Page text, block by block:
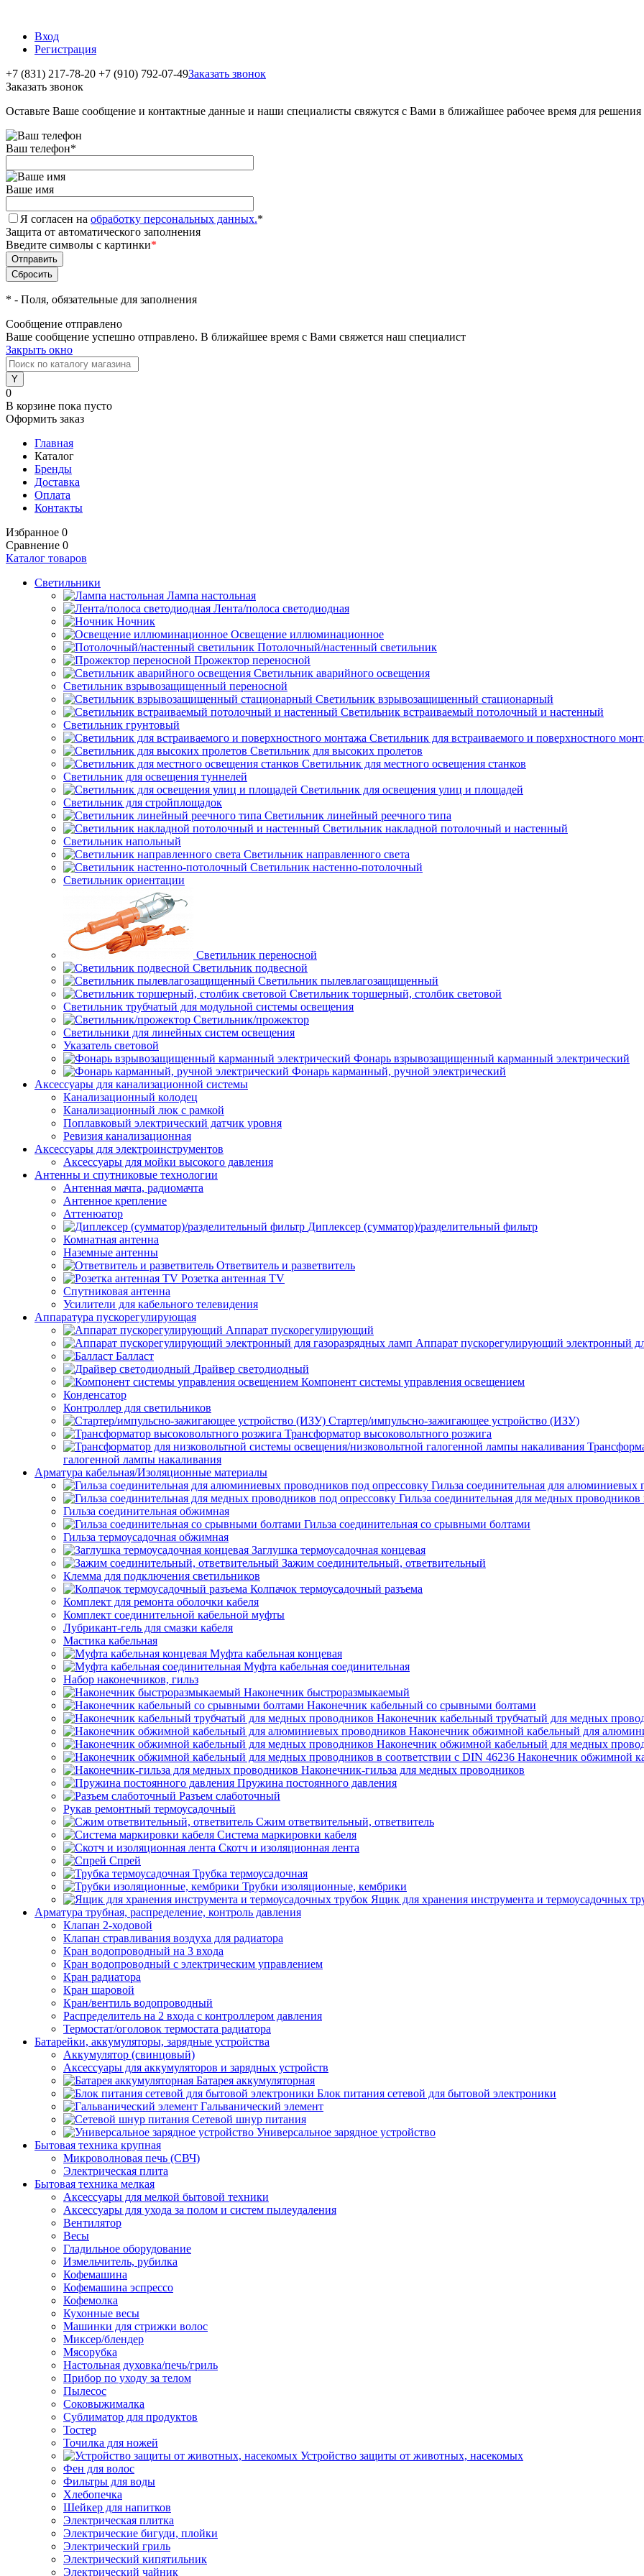
Вход
Регистрация
+7 (831) 217-78-20 +7 (910) 792-07-49Заказать звонок
Заказать звонок
Оставьте Ваше сообщение и контактные данные и наши специалисты свяжутся с Вами в ближайшее рабочее время для
Ваш телефон*
Ваше имя
Я согласен на обработку персональных данных.*
Защита от автоматического заполнения
Введите символы с картинки*
* - Поля, обязательные для заполнения
Сообщение отправлено
Ваше сообщение успешно отправлено. В ближайшее время с Вами свяжется наш специалист
Закрыть окно
0
В корзине пока пусто
Оформить заказ
Главная
Каталог
Бренды
Доставка
Оплата
Контакты
Избранное 0
Сравнение 0
Каталог товаров
Светильники
Лампа настольная
Лента/полоса светодиодная
Ночник
Освещение иллюминационное
Потолочный/настенный светильник
Прожектор переносной
Светильник аварийного освещения
Светильник взрывозащищенный переносной
Светильник взрывозащищенный стационарный
Светильник встраиваемый потолочный и настенный
Светильник грунтовый
Светильник для встраиваемого и поверхностного
Светильник для высоких пролетов
Светильник для местного освещения станков
Светильник для освещения туннелей
Светильник для освещения улиц и площадей
Светильник для стройплощадок
Светильник линейный реечного типа
Светильник накладной потолочный и настенный
Светильник напольный
Светильник направленного света
Светильник настенно-потолочный
Светильник ориентации
Светильник переносной
Светильник подвесной
Светильник пылевлагозащищенный
Светильник торшерный, столбик световой
Светильник трубчатый для модульной системы освещения
Светильник/прожектор
Светильники для линейных систем освещения
Указатель световой
Фонарь взрывозащищенный карманный электрический
Фонарь карманный, ручной электрический
Аксессуары для канализационной системы
Канализационный колодец
Канализационный люк с рамкой
Поплавковый электрический датчик уровня
Ревизия канализационная
Аксессуары для электроинструментов
Аксессуары для мойки высокого давления
Антенны и спутниковые технологии
Антенная мачта, радиомачта
Антенное крепление
Аттенюатор
Диплексер (сумматор)/разделительный фильтр
Комнатная антенна
Наземные антенны
Ответвитель и разветвитель
Розетка антенная TV
Спутниковая антенна
Усилители для кабельного телевидения
Аппаратура пускорегулирующая
Аппарат пускорегулирующий
Аппарат пускорегулирующий электронный
Балласт
Драйвер светодиодный
Компонент системы управления освещением
Конденсатор
Контроллер для светильников
Стартер/импульсно-зажигающее устройство (ИЗУ)
Трансформатор высоковольтного розжига
галогенной лампы накаливания
Арматура кабельная/Изоляционные материалы
Гильза соединительная для алюминиевых
Гильза соединительная для медных проводников
Гильза соединительная обжимная
Гильза соединительная со срывными болтами
Гильза термоусадочная обжимная
Заглушка термоусадочная концевая
Зажим соединительный, ответвительный
Клемма для подключения светильников
Колпачок термоусадочный разъема
Комплект для ремонта оболочки кабеля
Комплект соединительной кабельной муфты
Лубрикант-гель для смазки кабеля
Мастика кабельная
Муфта кабельная концевая
Муфта кабельная соединительная
Набор наконечников, гильз
Наконечник быстроразмыкаемый
Наконечник кабельный со срывными болтами
Наконечник кабельный трубчатый для медных
Наконечник обжимной кабельный для
Наконечник обжимной кабельный для медных
Наконечник обжимной
Наконечник-гильза для медных проводников
Пружина постоянного давления
Разъем слаботочный
Рукав ремонтный термоусадочный
Сжим ответвительный, ответвитель
Система маркировки кабеля
Скотч и изоляционная лента
Спрей
Трубка термоусадочная
Трубки изоляционные, кембрики
Ящик для хранения инструмента и термоусадочных
Арматура трубная, распределение, контроль давления
Клапан 2-ходовой
Клапан стравливания воздуха для радиатора
Кран водопроводный на 3 входа
Кран водопроводный с электрическим управлением
Кран радиатора
Кран шаровой
Кран/вентиль водопроводный
Распределитель на 2 входа с контроллером давления
Термостат/оголовок термостата радиатора
Батарейки, аккумуляторы, зарядные устройства
Аккумулятор (свинцовый)
Аксессуары для аккумуляторов и зарядных устройств
Батарея аккумуляторная
Блок питания сетевой для бытовой электроники
Гальванический элемент
Сетевой шнур питания
Универсальное зарядное устройство
Бытовая техника крупная
Микроволновая печь (СВЧ)
Электрическая плита
Бытовая техника мелкая
Аксессуары для мелкой бытовой техники
Аксессуары для ухода за полом и систем пылеудаления
Вентилятор
Весы
Гладильное оборудование
Измельчитель, рубилка
Кофемашина
Кофемашина эспрессо
Кофемолка
Кухонные весы
Машинки для стрижки волос
Миксер/блендер
Мясорубка
Настольная духовка/печь/гриль
Прибор по уходу за телом
Пылесос
Соковыжималка
Сублиматор для продуктов
Тостер
Точилка для ножей
Устройство защиты от животных, насекомых
Фен для волос
Фильтры для воды
Хлебопечка
Шейкер для напитков
Электрическая плитка
Электрические бигуди, плойки
Электрический гриль
Электрический кипятильник
Электрический чайник